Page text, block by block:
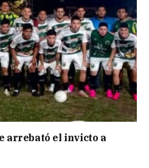
arrebató el invicto a